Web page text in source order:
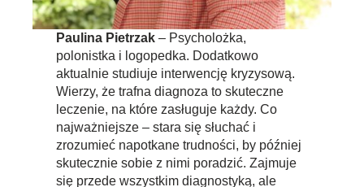
Paulina Pietrzak – Psycholożka,
polonistka i logopedka. Dodatkowo
aktualnie studiuje interwencję kryzysową.
Wierzy, że trafna diagnoza to skuteczne
leczenie, na które zasługuje każdy. Co
najważniejsze – stara się słuchać i
zrozumieć napotkane trudności, by później
skutecznie sobie z nimi poradzić. Zajmuje
się przede wszystkim diagnostyką, ale